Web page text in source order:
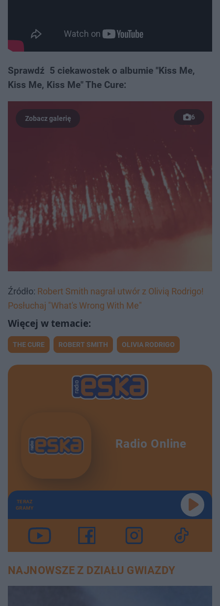
Sprawdź 5 ciekawostek o albumie "Kiss Me,
Kiss Me, Kiss Me" The Cure:
6
Źródło: Robert Smith nagrał utwór z Olivią Rodrigo!
Posłuchaj "What's Wrong With Me"
THE CURE ROBERT SMITH OLIVIA RODRIGO
Radio Online
TERAZ
GRAMY
NAJNOWSZE Z DZIAŁU GWIAZDY